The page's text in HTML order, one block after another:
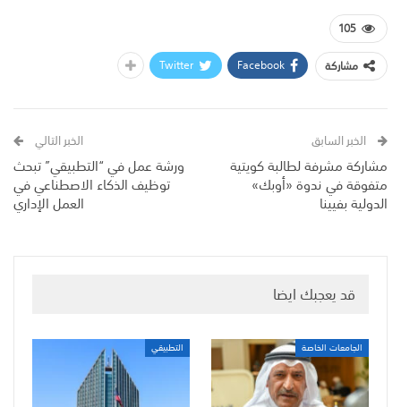
105
مشاركة
Facebook
Twitter
الخبر السابق
مشاركة مشرفة لطالبة كويتية
متفوقة في ندوة «أوبك»
الدولية بفيينا
الخبر التالي
ورشة عمل في “التطبيقي” تبحث
توظيف الذكاء الاصطناعي في
العمل الإداري
قد يعجبك ايضا
الجامعات الخاصة التطبيقي